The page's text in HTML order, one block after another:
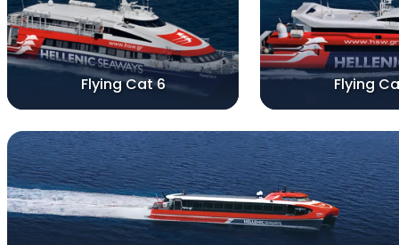
Flying Cat 6 Flying